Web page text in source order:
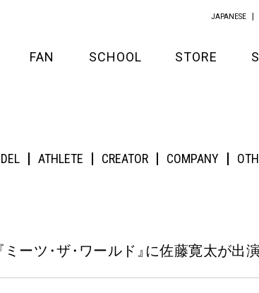
FAN
MEDIA
SCHOOL STORE
KITCHEN
JAPANESE
ATHLETE CREATOR COMPANY
ミーツ・ザ・ワールド 』に佐藤寛太が出演